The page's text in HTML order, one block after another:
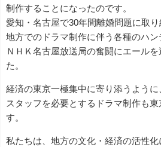
制作することになったのです。
愛知・名古屋で30年間離婚問題に取り
地方でのドラマ制作に伴う各種のハ
ＮＨＫ名古屋放送局の奮闘にエール
た。
経済の東京一極集中に寄り添うよう
スタッフを必要とするドラマ制作も
す。
私たちは、地方の文化・経済の活性